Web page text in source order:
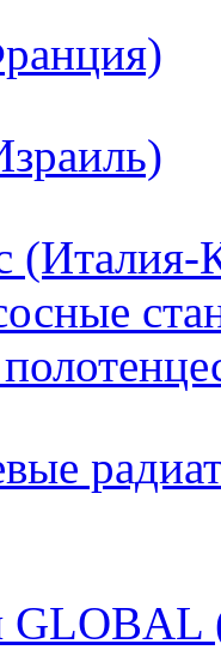
(Италия-
GLOBAL